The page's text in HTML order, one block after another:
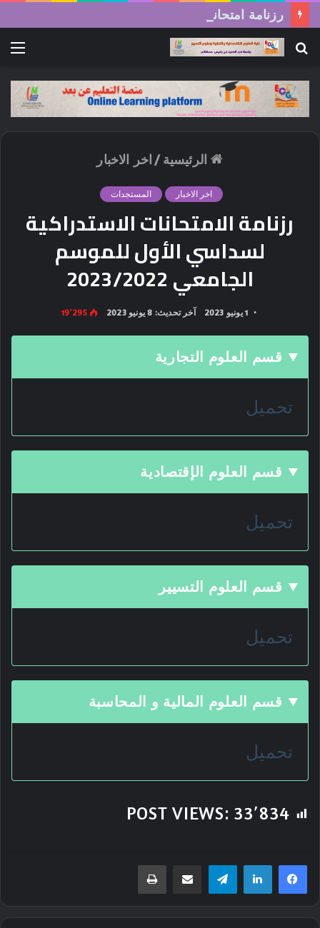
بحث
الرئيسية / اخر الاخبار
اخر الاخبار المستجدات
رزنامة الامتحانات الاستدراكية
لسداسي الأول للموسم
الجامعي 2023/2022
1 يونيو 2023 آخر تحديث: 8 يونيو 2023 19٬295
قسم العلوم التجارية
تحميل
قسم العلوم الإقتصادية
تحميل
قسم العلوم التسيير
تحميل
قسم العلوم المالية و المحاسبة
تحميل
POST VIEWS: 33٬834
تيلقرام مشاركة عبر البريد طباعة